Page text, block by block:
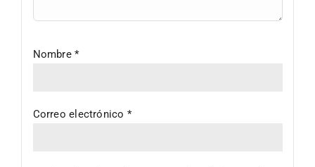
Nombre*
Correo electrónico *